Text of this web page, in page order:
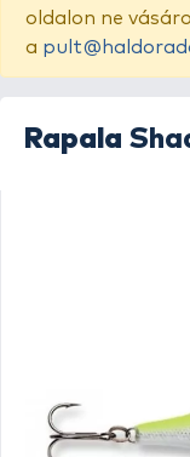
oldalon ne
a
Rapala